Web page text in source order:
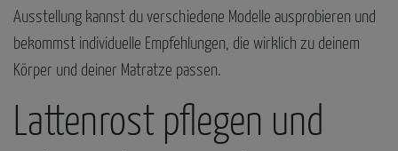
Ausstellung kannst du verschiedene Modelle ausprobieren und
bekommst individuelle Empfehlungen, die wirklich zu deinem
Körper und deiner Matratze passen.
Lattenrost pflegen und